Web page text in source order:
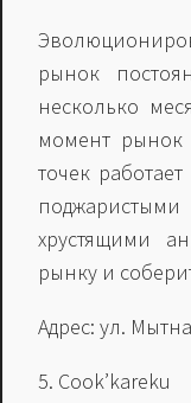
рынок
несколько
момент рынок
точек
хрустящими
рынку и
Адрес: ул.
5. Cook’kareku